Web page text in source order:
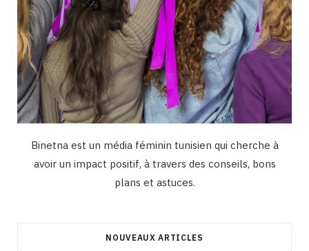
Binetna est un média féminin tunisien qui cherche à
avoir un impact positif, à travers des conseils, bons
plans et astuces.
NOUVEAUX ARTICLES